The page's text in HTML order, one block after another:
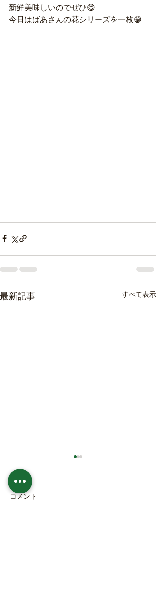
新鮮美味しいのでぜひ😋
今日はばあさんの花シリーズを一枚😁
最新記事 すべて表示
コメント